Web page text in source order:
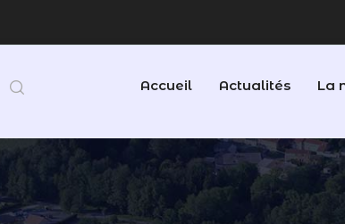
Accueil Actualités La